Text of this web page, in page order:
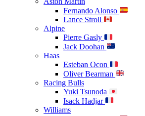
Fernando Alonso
Lance Stroll
Alpine
Pierre Gasly
Jack Doohan
Haas
Esteban Ocon
Oliver Bearman
Racing Bulls
Yuki Tsunoda
Isack Hadjar
Williams